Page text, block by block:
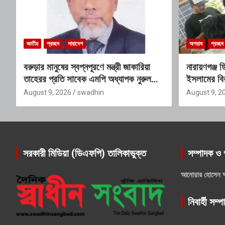
জাতীয় প্রচ্ছদ সারাদেশ
বরুড়ার মানুষের স্বপ্নপূরণে মন্ত্রী জাকারিয়া
তাহেরর প্রতি সাবেক এমপি অধ্যাপক নুরুল
ইসলাম মিলনের আহ্বান
August 9, 2026 swadhin
অপরাধ প্রচ্ছদ
নারায়ণগঞ্জ
ইসলামের
August 9,
সরকারী মিডিয়া (ডিএফপি) তালিকাভুক্ত সম্পাদক ও
আনোয়ার হোসেন
নিবার্হী